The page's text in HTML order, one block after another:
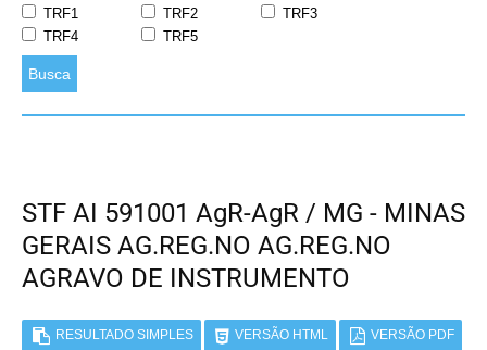
TRF1
TRF2
TRF3
TRF4
TRF5
Busca
STF AI 591001 AgR-AgR / MG - MINAS
GERAIS AG.REG.NO AG.REG.NO
AGRAVO DE INSTRUMENTO
RESULTADO SIMPLES VERSÃO HTML VERSÃO PDF